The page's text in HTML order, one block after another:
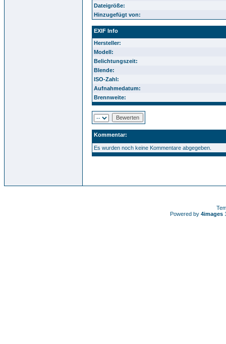
Dateigröße:
Hinzugefügt von:
EXIF Info
Hersteller:
Modell:
Belichtungszeit:
Blende:
ISO-Zahl:
Aufnahmedatum:
Brennweite:
Kommentar:
Es wurden noch keine Kommentare abgegeben.
Powered by 4images